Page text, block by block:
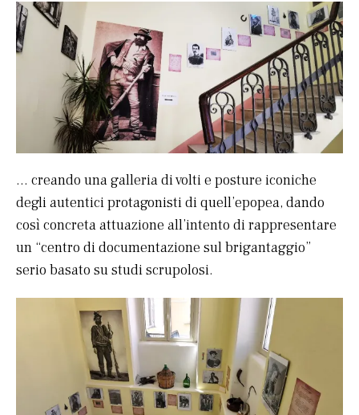
… creando una galleria di volti e posture iconiche
degli autentici protagonisti di quell’epopea, dando
così concreta attuazione all’intento di rappresentare
un “centro di documentazione sul brigantaggio”
serio basato su studi scrupolosi.